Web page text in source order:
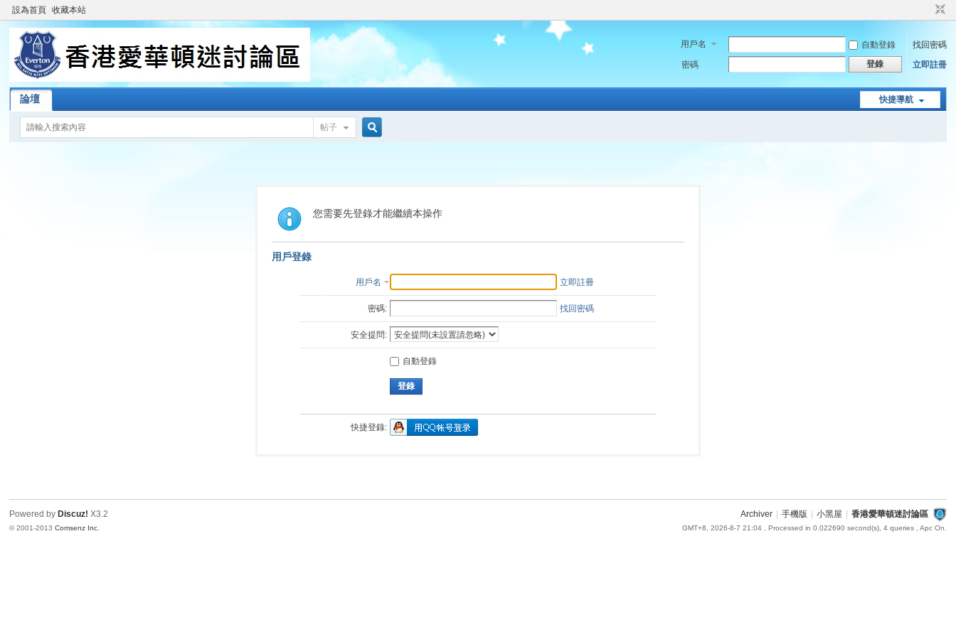
設為首頁 收藏本站
用戶名 自動登錄
找回密碼
密碼
登錄 立即註冊
快捷導航
論壇
帖子
索
您需要先登錄才能繼續本操作
用戶登錄
用戶名 立即註冊
密碼: 找回密碼
安全提問:
自動登錄
登錄
快捷登錄:
Archiver 手機版 小黑屋 香港愛華頓迷討論區
GMT+8, 2026-8-7 21:04, Processed in 0.022690 second(s), 4 queries , Apc On.
Powered by Discuz! X3.2
© 2001-2013Comsenz Inc.